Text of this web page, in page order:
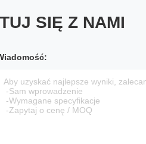
SIĘ Z NAMI